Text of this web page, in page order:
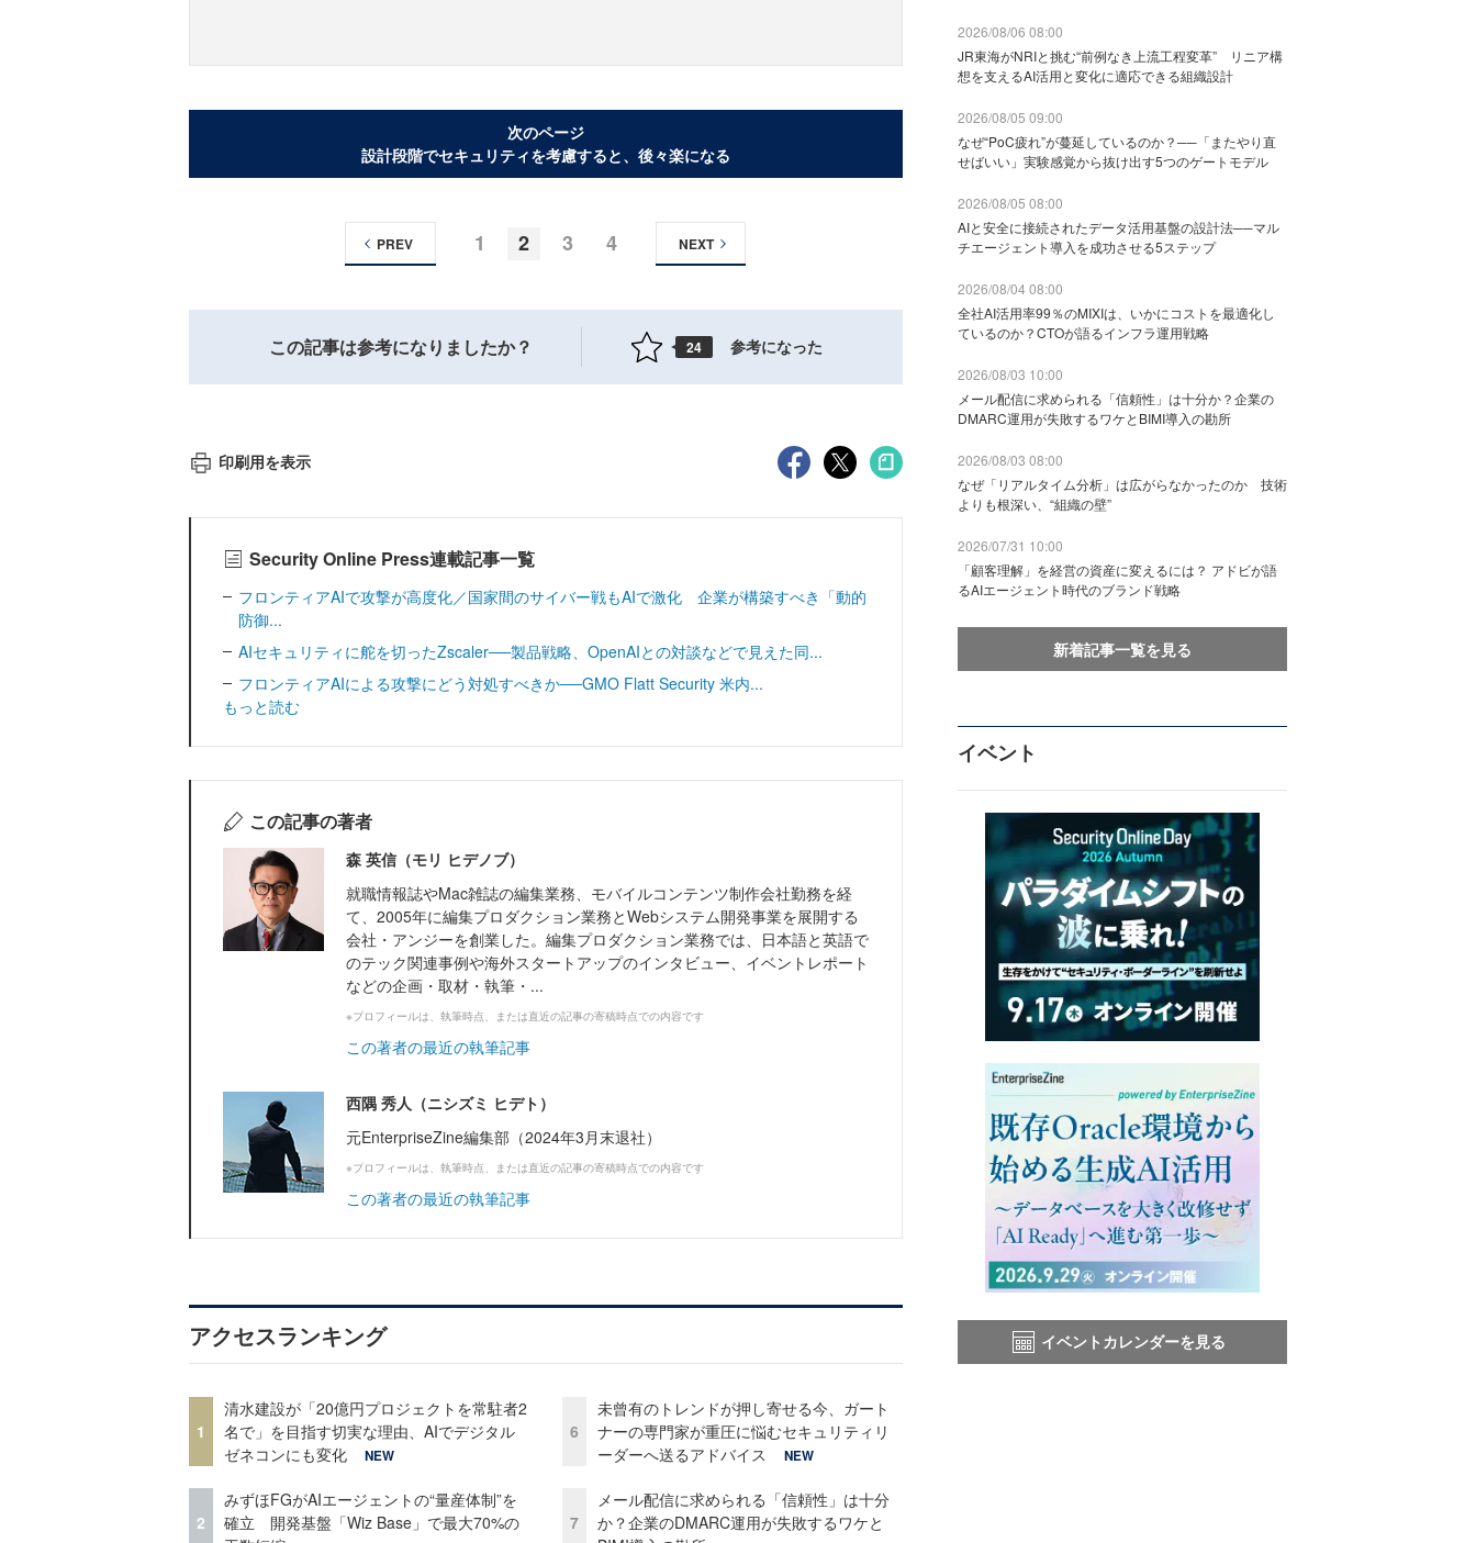
次のページ
設計段階でセキュリティを考慮すると、後々楽になる
1 2 3 4
PREV NEXT
この記事は参考になりましたか？ 24 参考になった
印刷用を表示
Security Online Press連載記事一覧
フロンティアAIで攻撃が高度化／国家間のサイバー戦もAIで激化 企業が構築すべき「動的
防御...
AIセキュリティに舵を切ったZscaler──製品戦略、OpenAIとの対談などで見えた同...
フロンティアAIによる攻撃にどう対処すべきか──GMO Flatt Security 米内...
もっと読む
この記事の著者
森 英信（モリ ヒデノブ）
就職情報誌やMac雑誌の編集業務、モバイルコンテンツ制作会社勤務を経
て、2005年に編集プロダクション業務とWebシステム開発事業を展開する
会社・アンジーを創業した。編集プロダクション業務では、日本語と英語で
のテック関連事例や海外スタートアップのインタビュー、イベントレポート
などの企画・取材・執筆・...
※プロフィールは、執筆時点、または直近の記事の寄稿時点での内容です
この著者の最近の執筆記事
西隅 秀人（ニシズミ ヒデト）
元EnterpriseZine編集部（2024年3月末退社）
※プロフィールは、執筆時点、または直近の記事の寄稿時点での内容です
この著者の最近の執筆記事
アクセスランキング
1
清水建設が「20億円プロジェクトを常駐者2
名で」を目指す切実な理由、AIでデジタル
ゼネコンにも変化
NEW
2
みずほFGがAIエージェントの“量産体制”を
確立 開発基盤「Wiz Base」で最大70%の
6
未曾有のトレンドが押し寄せる今、ガート
ナーの専門家が重圧に悩むセキュリティリ
ーダーへ送るアドバイス
NEW
7
メール配信に求められる「信頼性」は十分
か？企業のDMARC運用が失敗するワケと
2026/08/06 08:00
JR東海がNRIと挑む“前例なき上流工程変革” リニア構
想を支えるAI活用と変化に適応できる組織設計
2026/08/05 09:00
なぜ“PoC疲れ”が蔓延しているのか？──「またやり直
せばいい」実験感覚から抜け出す5つのゲートモデル
2026/08/05 08:00
AIと安全に接続されたデータ活用基盤の設計法──マル
チエージェント導入を成功させる5ステップ
2026/08/04 08:00
全社AI活用率99％のMIXIは、いかにコストを最適化し
ているのか？CTOが語るインフラ運用戦略
2026/08/03 10:00
メール配信に求められる「信頼性」は十分か？企業の
DMARC運用が失敗するワケとBIMI導入の勘所
2026/08/03 08:00
なぜ「リアルタイム分析」は広がらなかったのか 技術
よりも根深い、“組織の壁”
2026/07/31 10:00
「顧客理解」を経営の資産に変えるには？ アドビが語
るAIエージェント時代のブランド戦略
新着記事一覧を見る
イベント
イベントカレンダーを見る